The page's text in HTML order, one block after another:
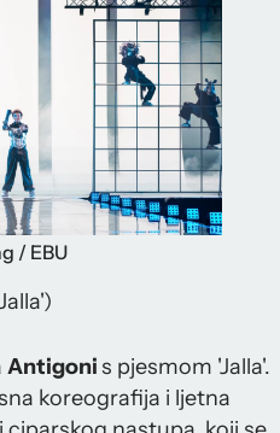
/ EBU
Antigonis pjesmom 'Jalla'.
koreografija i ljetna